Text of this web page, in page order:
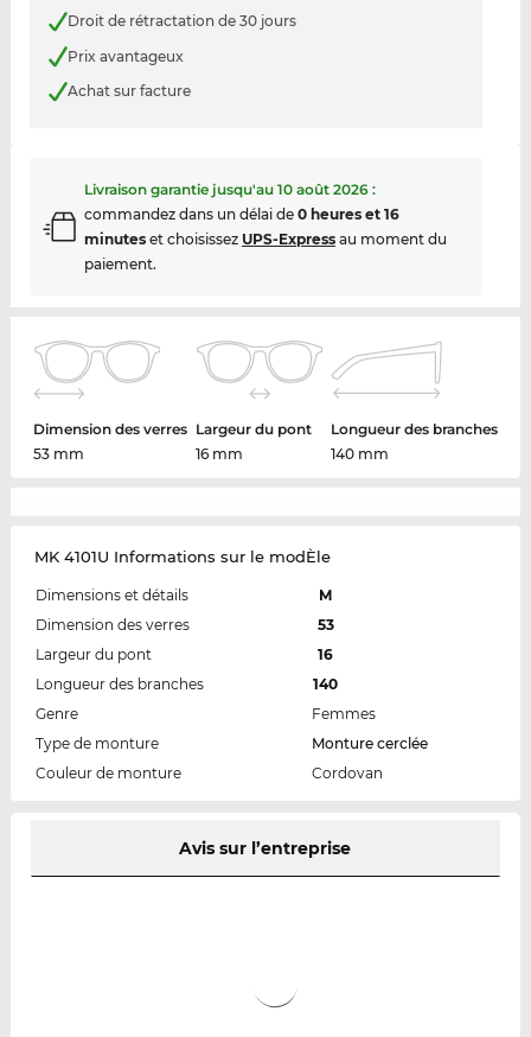
Droit de rétractation de 30 jours
Prix avantageux
Achat sur facture
Livraison garantie jusqu'au 10 août 2026:
commandez dans un délai de 0 heures et 16
minuteset choisissez UPS-Expressau moment du
paiement.
Dimension des verres
53 mm
Largeur du pont
16 mm
Longueur des branches
140 mm
MK 4101U Informations sur le modÈle
Dimensions et détails
M
Dimension des verres
53
Largeur du pont
16
Longueur des branches
140
Genre
Femmes
Type de monture
Monture cerclée
Couleur de monture
Cordovan
Avis sur l’entreprise